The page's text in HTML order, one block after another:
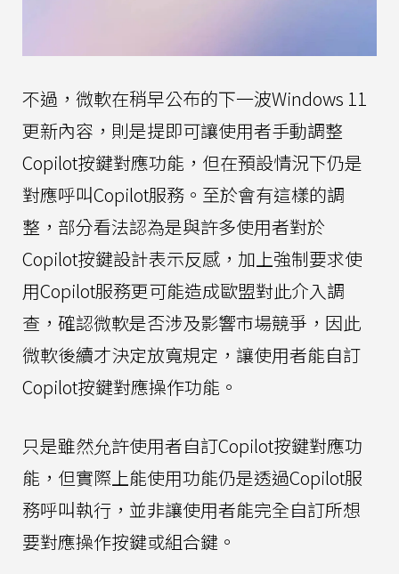
不過，微軟在稍早公布的下一波Windows 11
更新內容，則是提即可讓使用者手動調整
Copilot按鍵對應功能，但在預設情況下仍是
對應呼叫Copilot服務。至於會有這樣的調
整，部分看法認為是與許多使用者對於
Copilot按鍵設計表示反感，加上強制要求使
用Copilot服務更可能造成歐盟對此介入調
查，確認微軟是否涉及影響市場競爭，因此
微軟後續才決定放寬規定，讓使用者能自訂
Copilot按鍵對應操作功能。
只是雖然允許使用者自訂Copilot按鍵對應功
能，但實際上能使用功能仍是透過Copilot服
務呼叫執行，並非讓使用者能完全自訂所想
要對應操作按鍵或組合鍵。